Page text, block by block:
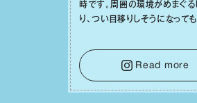
時です。周囲の環境がめまぐる
り、つい⽬移りしそうになって
をそっと⼿放し、⽬の前のこと
しょう。そのブレない決意が、あ
って有意義で安定した成果を
す。
Read more